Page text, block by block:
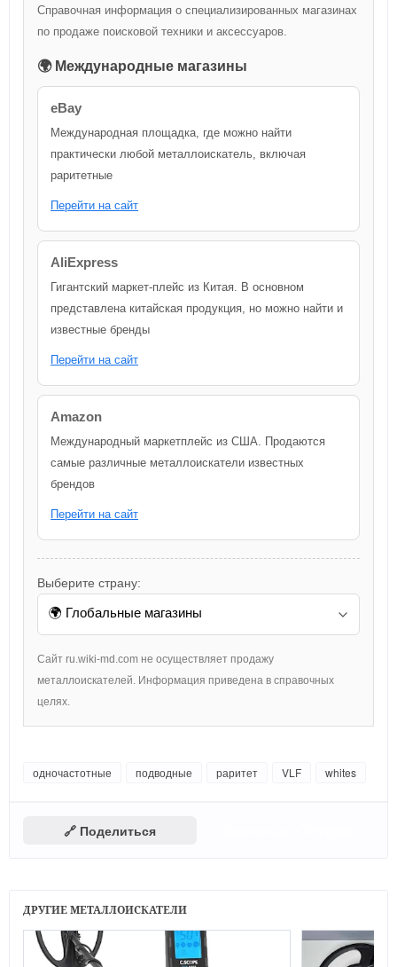
Справочная информация о специализированных магазинах
по продаже поисковой техники и аксессуаров.
🌍 Международные магазины
eBay
Международная площадка, где можно найти
практически любой металлоискатель, включая
раритетные
Перейти на сайт
AliExpress
Гигантский маркет-плейс из Китая. В основном
представлена китайская продукция, но можно найти и
известные бренды
Перейти на сайт
Amazon
Международный маркетплейс из США. Продаются
самые различные металлоискатели известных
брендов
Перейти на сайт
Выберите страну:
Сайт ru.wiki-md.com не осуществляет продажу
металлоискателей. Информация приведена в справочных
целях.
одночастотные подводные раритет VLF whites
🔗 Поделиться
ДРУГИЕ МЕТАЛЛОИСКАТЕЛИ